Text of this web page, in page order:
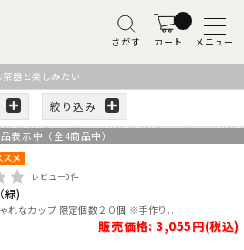
さがす カート メニュー
器と楽しみたい
絞り込み
表示中（全4商品中）
レビュー0件
緑)
れなカップ 限定個数２０個 ※手作り..
販売価格: 3,055円(税込)